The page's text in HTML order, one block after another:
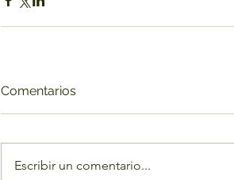
Comentarios
Escribir un comentario...